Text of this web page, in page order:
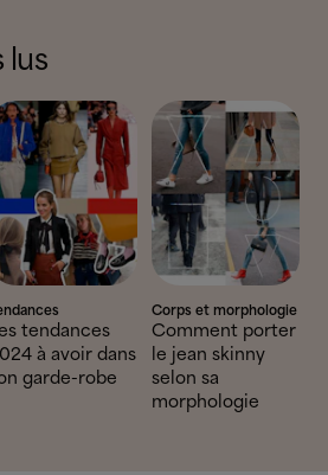
lus
tendances
à avoir dans
garde-robe
Corps et morphologie
Comment porter
le jean skinny
selon sa
morphologie